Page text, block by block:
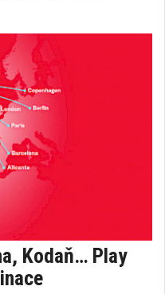
Kodaň… Play